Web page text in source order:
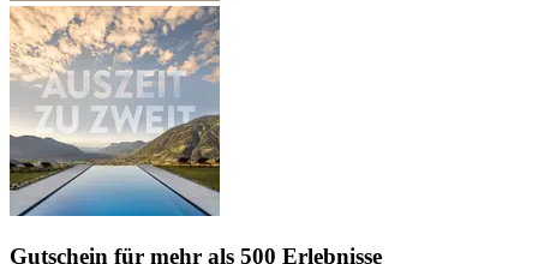
Gutschein für mehr als 500 Erlebnisse